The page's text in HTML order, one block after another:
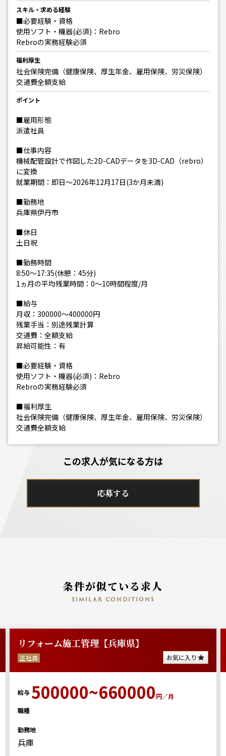
スキル・求める経験
■必要経験・資格
使用ソフト・機器(必須)：Rebro
Rebroの実務経験必須
福利厚生
社会保険完備（健康保険、厚生年金、雇用保険、労災保険）
交通費全額支給
ポイント
■雇用形態
派遣社員
■仕事内容
機械配管設計で作図した2D-CADデータを3D-CAD（rebro）
に変換
就業期間：即日～2026年12月17日(3か月未満)
■勤務地
兵庫県伊丹市
■休日
土日祝
■勤務時間
8:50～17:35(休憩：45分)
1ヵ月の平均残業時間：0〜10時間程度/月
■給与
月収：300000～400000円
残業手当：別途残業計算
交通費：全額支給
昇給可能性：有
■必要経験・資格
使用ソフト・機器(必須)：Rebro
Rebroの実務経験必須
■福利厚生
社会保険完備（健康保険、厚生年金、雇用保険、労災保険）
交通費全額支給
この求人が気になる方は
応募する
条件が似ている求人
similar conditions
リフォーム施工管理【兵庫県】
正社員 お気に入り
給与 500000~660000円／月
職種
勤務地
兵庫